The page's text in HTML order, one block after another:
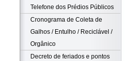
Telefone dos Prédios Públicos
Cronograma de Coleta de
Galhos / Entulho / Reciclável /
Orgânico
Decreto de feriados e pontos